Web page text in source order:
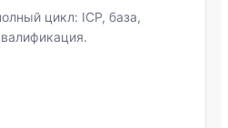
цикл: ICP, база,